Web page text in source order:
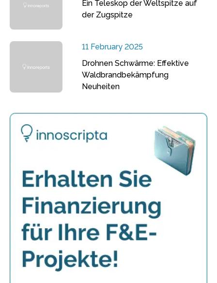
Ein Teleskop der Weltspitze auf
der Zugspitze
11 February 2025
Drohnen Schwärme: Effektive
Waldbrandbekämpfung
Neuheiten